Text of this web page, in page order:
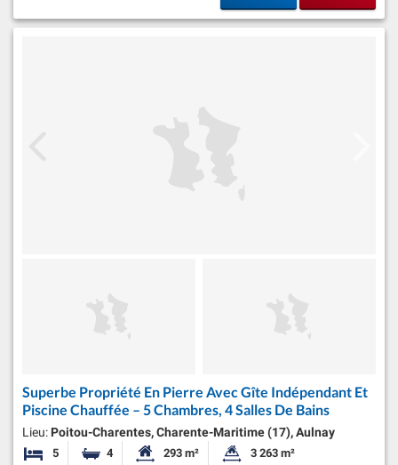
Superbe Propriété En Pierre Avec Gîte Indépendant Et
Piscine Chauffée – 5 Chambres, 4 Salles De Bains
Lieu: Poitou-Charentes, Charente-Maritime (17), Aulnay
5 Chambres
4 Salles de bainsSurface habitable:
293 m² Superficie du terrain:
3 263 m²